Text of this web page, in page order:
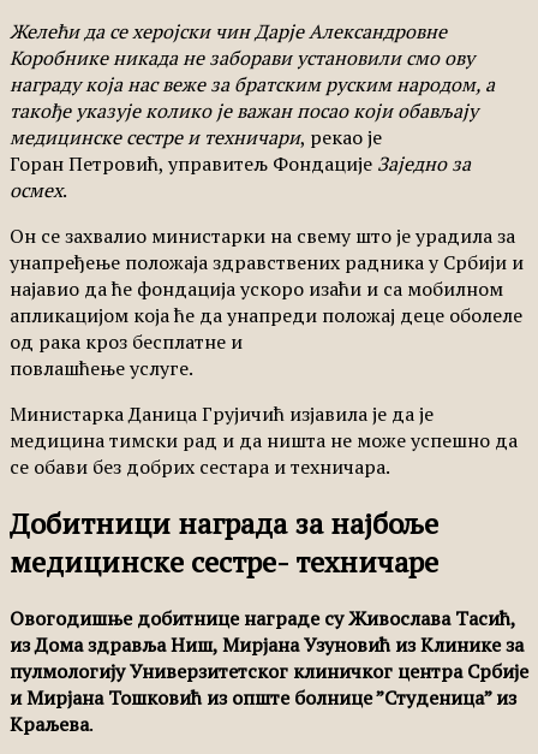
Желећи да се херојски чин Дарје Александровне
Коробнике никада не заборави установили смо ову
награду која нас веже за братским руским народом, а
такође указује колико је важан посао који обављају
медицинске сестре и техничари, рекао је
Горан Петровић, управитељ Фондације Заједно за
осмех.
Он се захвалио министарки на свему што је урадила за
унапређење положаја здравствених радника у Србији и
најавио да ће фондација ускоро изаћи и са мобилном
апликацијом која ће да унапреди положај деце оболеле
од рака кроз бесплатне и
повлашћење услуге.
Министарка Даница Грујичић изјавила је да је
медицина тимски рад и да ништа не може успешно да
се обави без добрих сестара и техничара.
Добитници награда за најбоље
медицинске сестре- техничаре
Овогодишње добитнице награде су Живослава Тасић,
из Дома здравља Ниш, Мирјана Узуновић из Клинике за
пулмологију Универзитетског клиничког центра Србије
и Мирјана Тошковић из опште болнице ”Студеница” из
Краљева.